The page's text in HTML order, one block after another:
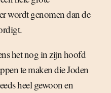
wordt genomen dan de
het nog in zijn hoofd
te maken die Joden
heel gewoon en